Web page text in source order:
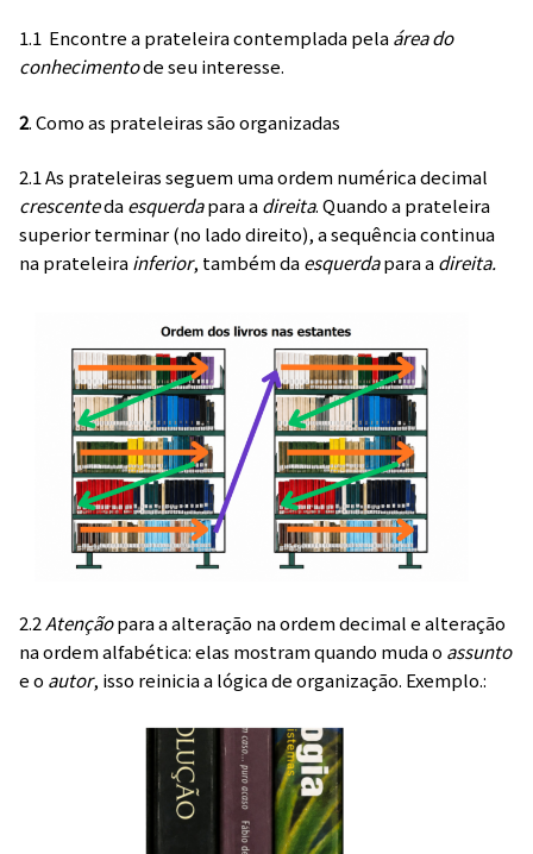
1.1 Encontre a prateleira contemplada pelaárea do
conhecimentode seu interesse.
2. Como as prateleiras são organizadas
2.1 As prateleiras seguem uma ordem numérica decimal
crescentedaesquerdapara adireita. Quando a prateleira
superior terminar (no lado direito), a sequência continua
na prateleirainferior, também daesquerdapara adireita.
2.2Atençãopara a alteração na ordem decimal e alteração
na ordem alfabética: elas mostram quando muda o assunto
e o autor, isso reinicia a lógica de organização. Exemplo.: